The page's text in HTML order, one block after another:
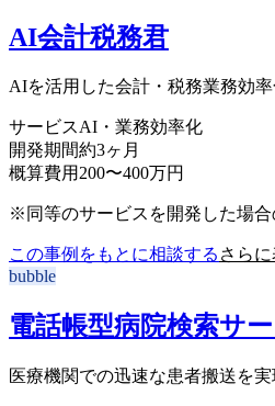
AI会計税務君
AIを活用した会計・税務業務効
サービスAI・業務効率化
開発期間約3ヶ月
概算費用200〜400万円
※同等のサービスを開発した場合
この事例をもとに相談する さら
bubble
電話帳型病院検索サ
医療機関での迅速な患者搬送を